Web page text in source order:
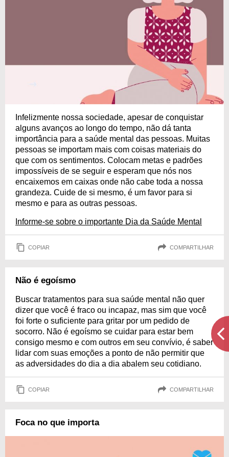
Infelizmente nossa sociedade, apesar de conquistar
alguns avanços ao longo do tempo, não dá tanta
importância para a saúde mental das pessoas. Muitas
pessoas se importam mais com coisas materiais do
que com os sentimentos. Colocam metas e padrões
impossíveis de se seguir e esperam que nós nos
encaixemos em caixas onde não cabe toda a nossa
grandeza. Cuide de si mesmo, é um favor para si
mesmo e para as outras pessoas.
Informe-se sobre o importante Dia da Saúde Mental
COPIAR COMPARTILHAR
Não é egoísmo
Buscar tratamentos para sua saúde mental não quer
dizer que você é fraco ou incapaz, mas sim que você
foi forte o suficiente para gritar por um pedido de
socorro. Não é egoísmo se cuidar para estar bem
consigo mesmo e com outros em seu convívio, é saber
lidar com suas emoções a ponto de não permitir que
as adversidades do dia a dia abalem seu cotidiano.
COPIAR COMPARTILHAR
Foca no que importa